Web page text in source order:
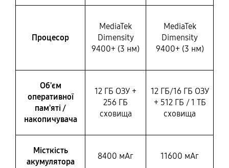
Процесор
MediaTek
Dimensity
9400+ (3 нм)
MediaTek
Dimensity
9400+ (3 нм)
Об'єм
оперативної
пам'яті /
накопичувача
12 ГБ ОЗУ +
256 ГБ
сховища
12 ГБ/16 ГБ ОЗУ
+ 512 ГБ / 1 ТБ
сховища
Місткість
акумулятора
8400 мАг 11600 мАг